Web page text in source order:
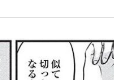
手が証言した“NPB聞...